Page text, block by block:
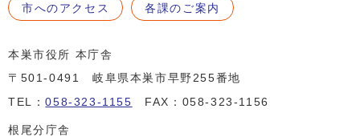
市へのアクセス 各課のご案内
本巣市役所 本庁舎
〒501-0491 岐阜県本巣市早野255番地
TEL：058-323-1155 FAX：058-323-1156
根尾分庁舎